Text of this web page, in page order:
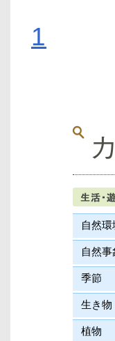
1
自然環
自然
季節
生き物
植物